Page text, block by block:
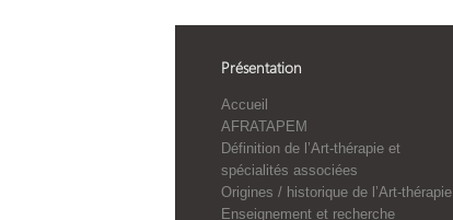
Présentation
Accueil
AFRATAPEM
Définition de l’Art-thérapie et
spécialités associées
Origines / historique de l’Art-thérapie
Enseignement et recherche